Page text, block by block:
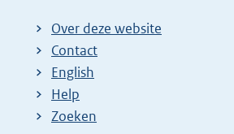
Over deze website
Contact
English
Help
Zoeken